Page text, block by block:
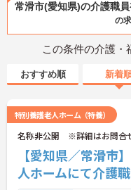
常滑市(愛知県)の介護職
の
この条件の介護・
おすすめ順 新着
特別養護老人ホーム（特養）
名称非公開 ※詳細はお問合
【愛知県／常滑
人ホームにて介護